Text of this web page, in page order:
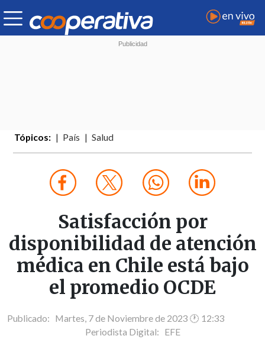
Tópicos: País Salud
Satisfacción por
disponibilidad de atención
médica en Chile está bajo
el promedio OCDE
Publicado: Martes, 7 de Noviembre de 2023 🕐 12:33
Periodista Digital: EFE